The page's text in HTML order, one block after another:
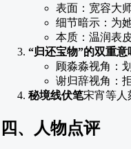
表面：宽容大
细节暗示：为
本质：温润表
“归还宝物”的双重意
顾淼淼视角：
谢归辞视角：
秘境线伏笔宋宵等人
四、人物点评